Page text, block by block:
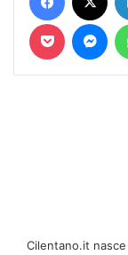
Pocket
Cilentano.it